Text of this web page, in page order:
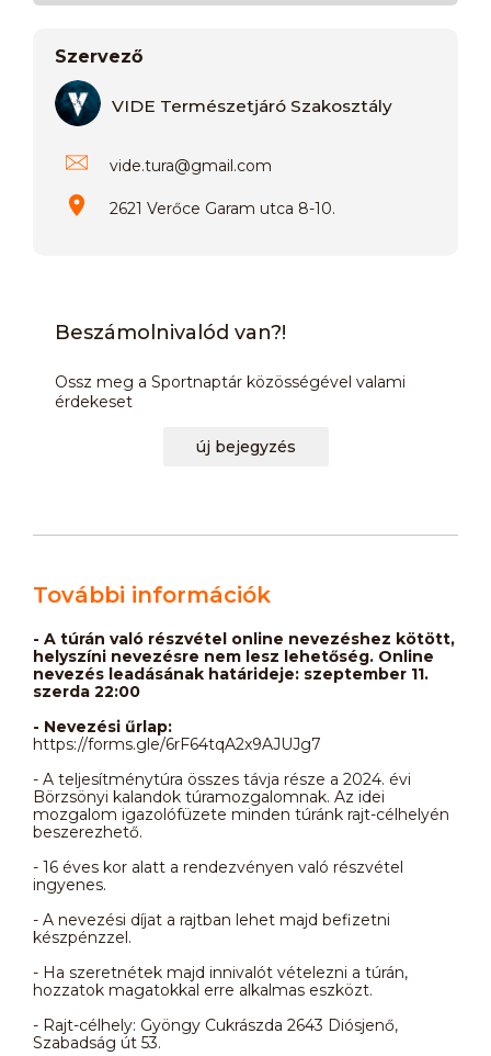
Szervező
VIDE Természetjáró Szakosztály
vide.tura@gmail.com
2621 Verőce Garam utca 8-10.
Beszámolnivalód van?!
Ossz meg a Sportnaptár közösségével valami
érdekeset
új bejegyzés
További információk
- A túrán való részvétel online nevezéshez kötött,
helyszíni nevezésre nem lesz lehetőség. Online
nevezés leadásának határideje: szeptember 11.
szerda 22:00
- Nevezési űrlap:
https://forms.gle/6rF64tqA2x9AJUJg7
- A teljesítménytúra összes távja része a 2024. évi
Börzsönyi kalandok túramozgalomnak. Az idei
mozgalom igazolófüzete minden túránk rajt-célhelyén
beszerezhető.
- 16 éves kor alatt a rendezvényen való részvétel
ingyenes.
- A nevezési díjat a rajtban lehet majd befizetni
készpénzzel.
- Ha szeretnétek majd innivalót vételezni a túrán,
hozzatok magatokkal erre alkalmas eszközt.
- Rajt-célhely: Gyöngy Cukrászda 2643 Diósjenő,
Szabadság út 53.